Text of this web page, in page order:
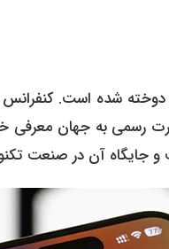
ها به تاریخ ۱۷ دسامبر ۲۰۲۵ (۲۶
به جهان معرفی